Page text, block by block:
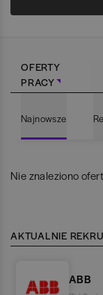
OFERTY
PRACY
Najnowsze
Nie znaleziono
AKTUALNIE
ABB